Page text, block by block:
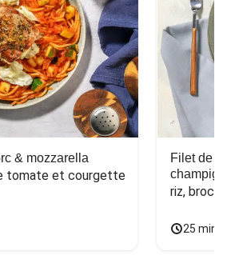
& mozzarella
tomate et courgette
Filet de
riz,
25